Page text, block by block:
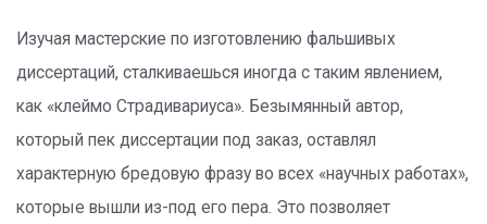
Изучая мастерские по изготовлению фальшивых
диссертаций, сталкиваешься иногда с таким явлением,
как «клеймо Страдивариуса». Безымянный автор,
который пек диссертации под заказ, оставлял
характерную бредовую фразу во всех «научных работах»,
которые вышли из-под его пера. Это позволяет